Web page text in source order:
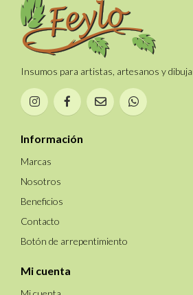
Insumos para artistas, artesanos y
Información
Marcas
Nosotros
Beneficios
Contacto
Botón de arrepentimiento
Mi cuenta